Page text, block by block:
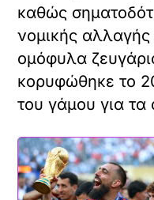
καθώς
νομικής
ομόφυλα
κορυφώθηκε το
του γάμου για